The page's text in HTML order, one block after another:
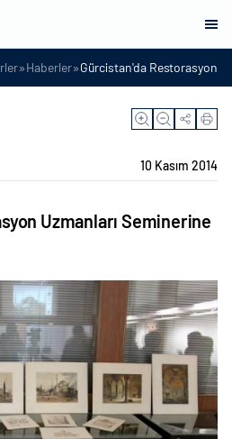
»Haberler»Gürcistan'da Restorasyon
10 Kasım 2014
Uzmanları Seminerine